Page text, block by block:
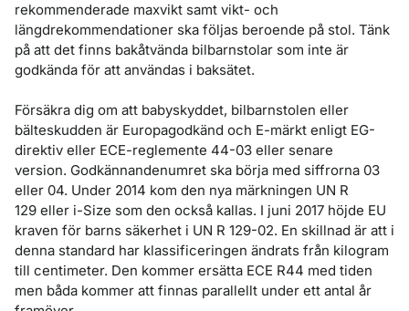
rekommenderade maxvikt samt vikt- och
längdrekommendationer ska följas beroende på stol. Tänk
på att det finns bakåtvända bilbarnstolar som inte är
godkända för att användas i baksätet.
Försäkra dig om att babyskyddet, bilbarnstolen eller
bälteskudden är Europagodkänd och E-märkt enligt EG-
direktiv eller ECE-reglemente 44-03 eller senare
version. Godkännandenumret ska börja med siffrorna 03
eller 04. Under 2014 kom den nya märkningen UN R
129 eller i-Size som den också kallas. I juni 2017 höjde EU
kraven för barns säkerhet i UN R 129-02. En skillnad är att i
denna standard har klassificeringen ändrats från kilogram
till centimeter. Den kommer ersätta ECE R44 med tiden
men båda kommer att finnas parallellt under ett antal år